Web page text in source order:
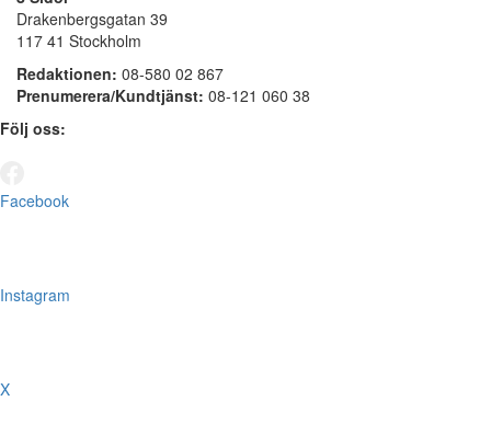
Drakenbergsgatan 39
117 41 Stockholm
Redaktionen: 08-580 02 867
Prenumerera/Kundtjänst: 08-121 060 38
Följ oss:
Facebook
Instagram
X